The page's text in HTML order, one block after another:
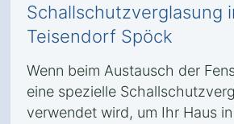
Schallschutzverglasung
Teisendorf Spöck
Wenn beim Austausch der
eine spezielle
verwendet wird, um Ihr Haus